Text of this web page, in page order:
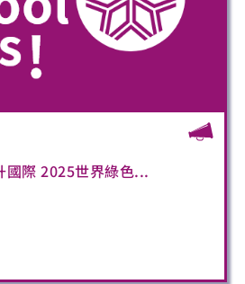
國際 2025世界綠色...